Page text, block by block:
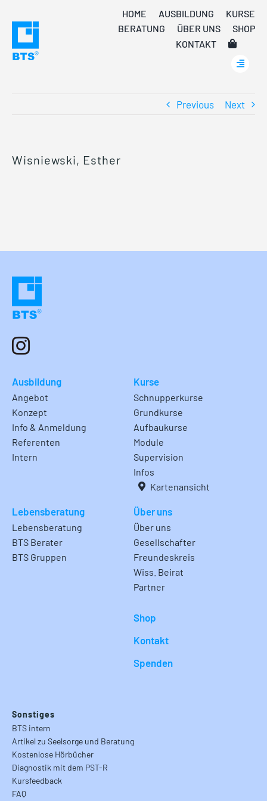
content
HOME AUSBILDUNG
KURSE
BERATUNG
ÜBER UNS
SHOP
KONTAKT
Previous Next
Wisniewski, Esther
Ausbildung
Angebot
Konzept
Info & Anmeldung
Referenten
Intern
Kurse
Schnupperkurse
Grundkurse
Aufbaukurse
Module
Supervision
Infos
Kartenansicht
Lebensberatung
Lebensberatung
BTS Berater
BTS Gruppen
Über uns
Über uns
Gesellschafter
Freundeskreis
Wiss. Beirat
Partner
Shop
Kontakt
Spenden
Sonstiges
BTS intern
Artikel zu Seelsorge und Beratung
Kostenlose Hörbücher
Diagnostik mit dem PST-R
Kursfeedback
FAQ